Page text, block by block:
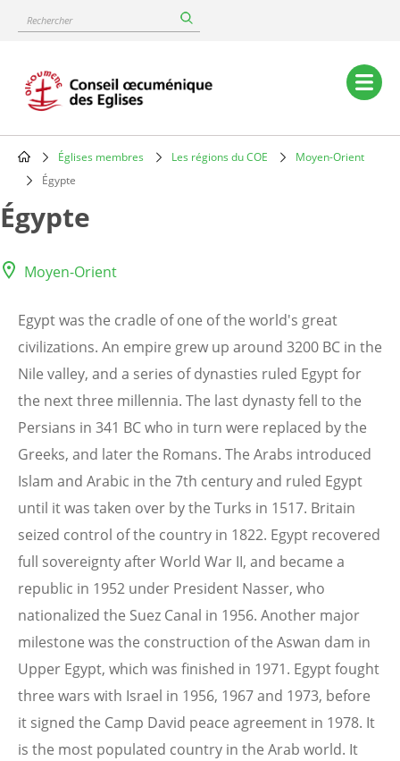
content
Rechercher
Main
navigation
Breadcrumb
Églises membres Les régions du COE
Moyen-Orient
Égypte
Égypte
Moyen-Orient
Egypt was the cradle of one of the world's great
civilizations. An empire grew up around 3200 BC in the
Nile valley, and a series of dynasties ruled Egypt for
the next three millennia. The last dynasty fell to the
Persians in 341 BC who in turn were replaced by the
Greeks, and later the Romans. The Arabs introduced
Islam and Arabic in the 7th century and ruled Egypt
until it was taken over by the Turks in 1517. Britain
seized control of the country in 1822. Egypt recovered
full sovereignty after World War II, and became a
republic in 1952 under President Nasser, who
nationalized the Suez Canal in 1956. Another major
milestone was the construction of the Aswan dam in
Upper Egypt, which was finished in 1971. Egypt fought
three wars with Israel in 1956, 1967 and 1973, before
it signed the Camp David peace agreement in 1978. It
is the most populated country in the Arab world. It